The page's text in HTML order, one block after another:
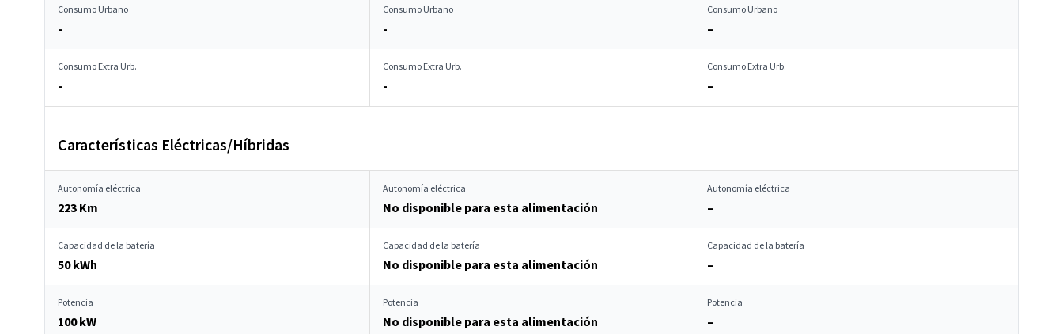
Consumo Urbano
-
Consumo Urbano
-
Consumo Urbano
–
Consumo Extra Urb.
-
Consumo Extra Urb.
-
Consumo Extra Urb.
–
Características Eléctricas/Híbridas
Autonomía eléctrica
223 Km
Autonomía eléctrica
No disponible para esta alimentación
Autonomía eléctrica
–
Capacidad de la batería
50 kWh
Capacidad de la batería
No disponible para esta alimentación
Capacidad de la batería
–
Potencia
100 kW
Potencia
No disponible para esta alimentación
Potencia
–